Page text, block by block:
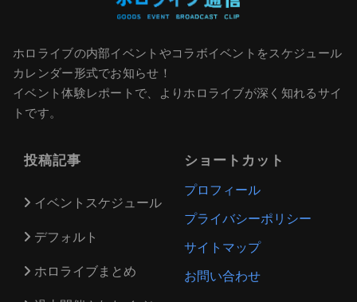
ホロライブの内部イベントやコラボイベントをスケジュール
カレンダー形式でお知らせ！
イベント体験レポートで、よりホロライブが深く知れるサイ
トです。
投稿記事
イベントスケジュール
デフォルト
ホロライブまとめ
ショートカット
プロフィール
プライバシーポリシー
サイトマップ
お問い合わせ